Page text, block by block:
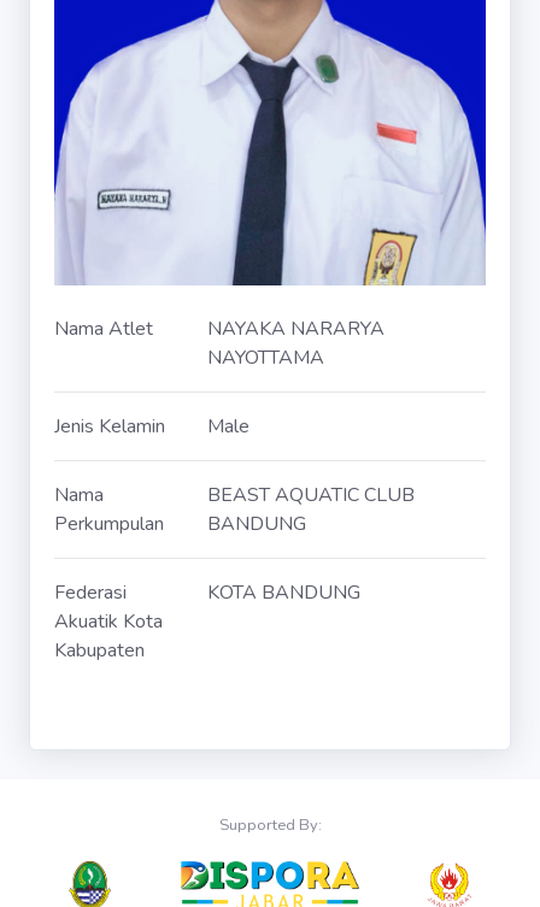
Nama Atlet
NAYAKA NARARYA
NAYOTTAMA
Jenis Kelamin Male
Nama
Perkumpulan
BEAST AQUATIC CLUB
BANDUNG
Federasi
Akuatik Kota
Kabupaten
KOTA BANDUNG
Supported By: